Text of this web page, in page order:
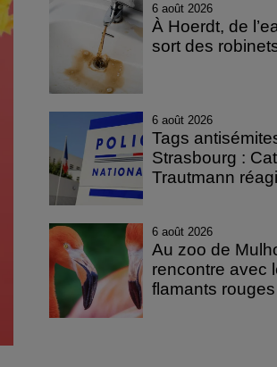
6 août 2026
À Hoerdt, de
sort des
6 août 2026
Tags
Strasbourg :
Trautmann
6 août 2026
Au zoo de
rencontre avec
flamants rouges